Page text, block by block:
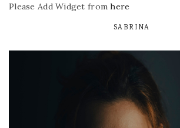
Please Add Widget fromhere
SABRINA